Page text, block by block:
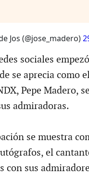
Jos (@jose_madero)
sociales
se aprecia como
Pepe Madero,
admiradoras.
se muestra
el
con sus